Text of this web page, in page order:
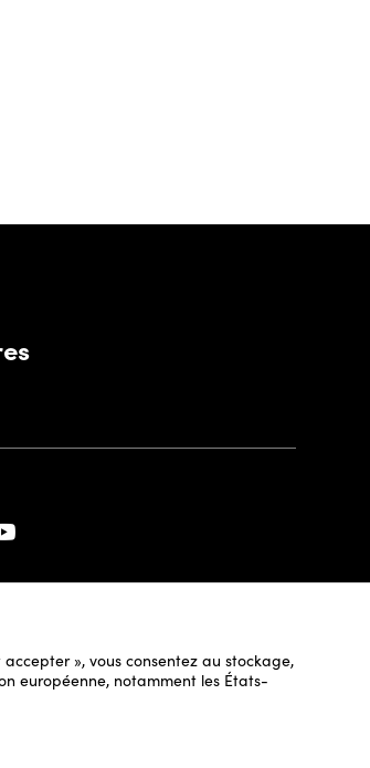
accepter », vous consentez au stockage,
européenne, notamment les États-